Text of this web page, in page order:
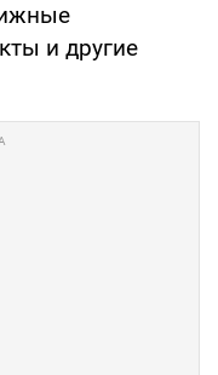
и другие